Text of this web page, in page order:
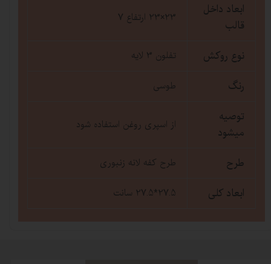
ابعاد داخل
قالب
23×23 ارتفاع 7
نوع روکش تفلون 3 لایه
رنگ طوسی
توصیه
میشود
از اسپری روغن استفاده شود
طرح طرح کفه لانه زنبوری
ابعاد کلی 27.5*27.5 سانت